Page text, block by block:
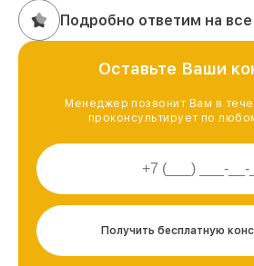
Подробно ответим на
Оставьте Ваши
Менеджер позвонит Вам в
проконсультирует по
Получить бесплатную